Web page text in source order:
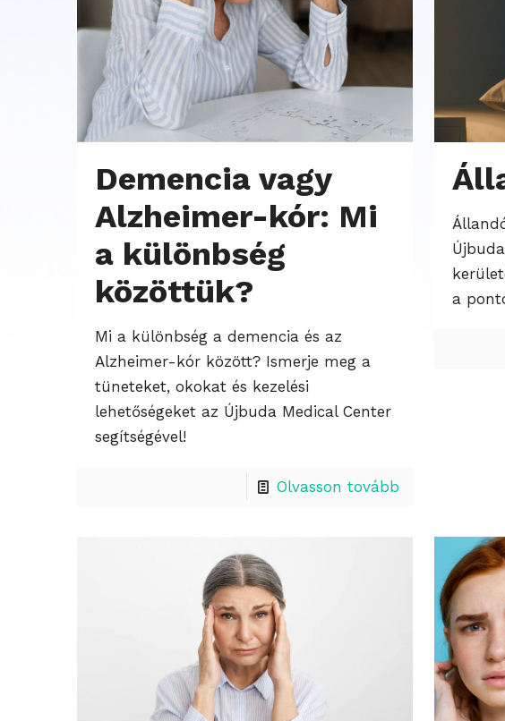
Demencia vagy
Alzheimer-kór: Mi
a különbség
közöttük?
Mi a különbség a demencia és az
Alzheimer-kór között? Ismerje meg a
tüneteket, okokat és kezelési
lehetőségeket az Újbuda Medical Center
segítségével!
Olvasson tovább
a